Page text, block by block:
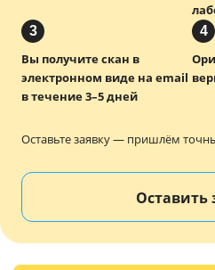
3
Вы получите скан в
электронном виде на email
в течение 3–5 дней
4
Оставьте заявку — пришлём
Оставить